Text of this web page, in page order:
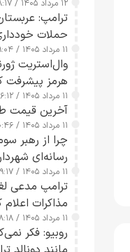
۱۲ مرداد ۱۴۰۵ / ۰۸:۱۷
ترامپ:
حملات
۱۱ مرداد ۱۴۰۵ / ۱۹:۰۴
وال‌استریت
هرمز پیشرفت
۱۱ مرداد ۱۴۰۵ / ۱۶:۱۲
آخرین قیمت طلا،
۱۱ مرداد ۱۴۰۵ / ۱۰:۴۶
چرا از رهبر
رسانه‌ای
گفت
۱۱ مرداد ۱۴۰۵ / ۰۹:۱۷
مذاکرات اعلام
۱۱ مرداد ۱۴۰۵ / ۰۸:۱۸
روبیو: فکر